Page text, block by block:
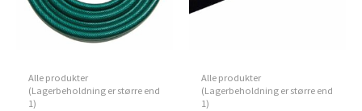
Alle produkter
(Lagerbeholdning er større end
1)
Alle produkter
(Lagerbeholdning er større end
1)